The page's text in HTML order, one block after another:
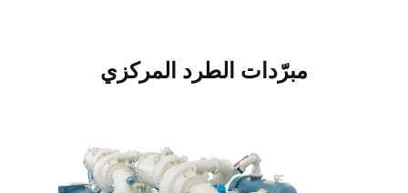
مبرّدات الطرد المركزي